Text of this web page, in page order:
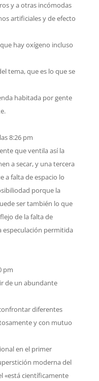
y a otras incómodas
artificiales y de efecto
hay oxígeno incluso
tema, que es lo que se
habitada por gente
8:26 pm
que ventila así la
a secar, y una tercera
a falta de espacio lo
porque la
ser también lo que
de la falta de
especulación permitida
pm
de un abundante
diferentes
y con mutuo
en el primer
moderna del
«está científicamente